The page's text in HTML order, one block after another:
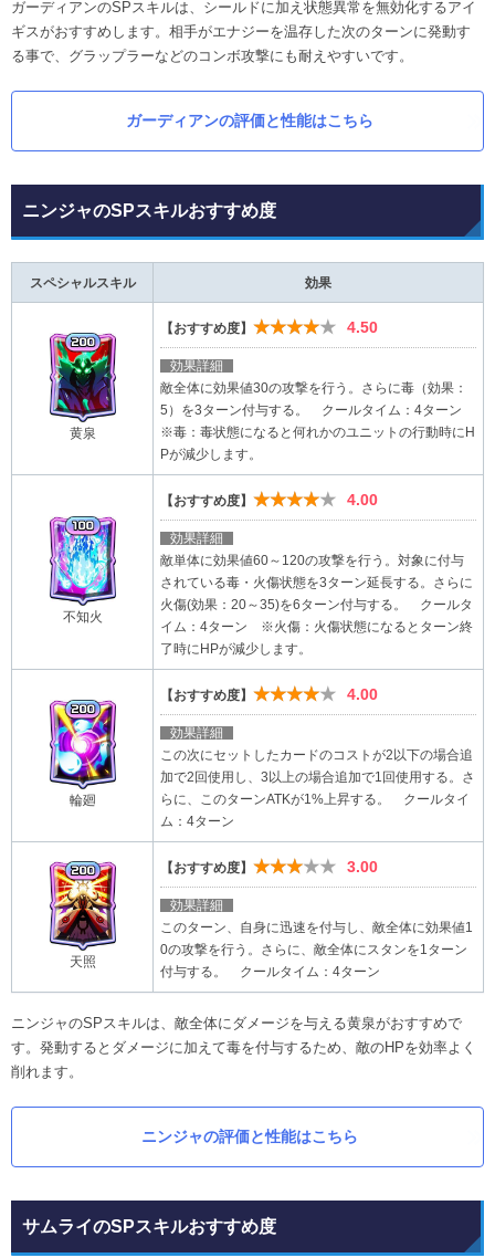
ガーディアンのSPスキルは、シールドに加え状態異常を無効化するアイ
ギスがおすすめします。相手がエナジーを温存した次のターンに発動す
る事で、グラップラーなどのコンボ攻撃にも耐えやすいです。
ガーディアンの評価と性能はこちら
ニンジャのSPスキルおすすめ度
スペシャルスキル 効果
黄泉
【おすすめ度】 ★★★★★ 4.50
効果詳細
敵全体に効果値30の攻撃を行う。さらに毒（効果：
5）を3ターン付与する。 クールタイム：4ターン
※毒：毒状態になると何れかのユニットの行動時にH
Pが減少します。
不知火
【おすすめ度】 ★★★★★ 4.00
効果詳細
敵単体に効果値60～120の攻撃を行う。対象に付与
されている毒・火傷状態を3ターン延長する。さらに
火傷(効果：20～35)を6ターン付与する。 クールタ
イム：4ターン ※火傷：火傷状態になるとターン終
了時にHPが減少します。
輪廻
【おすすめ度】 ★★★★★ 4.00
効果詳細
この次にセットしたカードのコストが2以下の場合追
加で2回使用し、3以上の場合追加で1回使用する。さ
らに、このターンATKが1%上昇する。 クールタイ
ム：4ターン
天照
【おすすめ度】 ★★★★★ 3.00
効果詳細
このターン、自身に迅速を付与し、敵全体に効果値1
0の攻撃を行う。さらに、敵全体にスタンを1ターン
付与する。 クールタイム：4ターン
ニンジャのSPスキルは、敵全体にダメージを与える黄泉がおすすめで
す。発動するとダメージに加えて毒を付与するため、敵のHPを効率よく
削れます。
ニンジャの評価と性能はこちら
サムライのSPスキルおすすめ度